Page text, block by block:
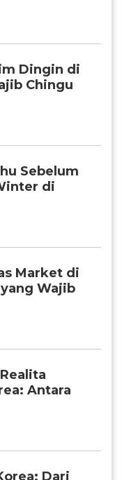
Dingin di
Chingu
Sebelum
di
Market di
Wajib
Chingu!
Antara
Kondisi
Dari